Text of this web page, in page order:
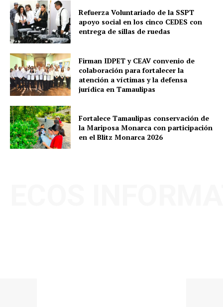
Refuerza Voluntariado de la SSPT
apoyo social en los cinco CEDES con
entrega de sillas de ruedas
Firman IDPET y CEAV convenio de
colaboración para fortalecer la
atención a víctimas y la defensa
jurídica en Tamaulipas
Fortalece Tamaulipas conservación de
la Mariposa Monarca con participación
en el Blitz Monarca 2026